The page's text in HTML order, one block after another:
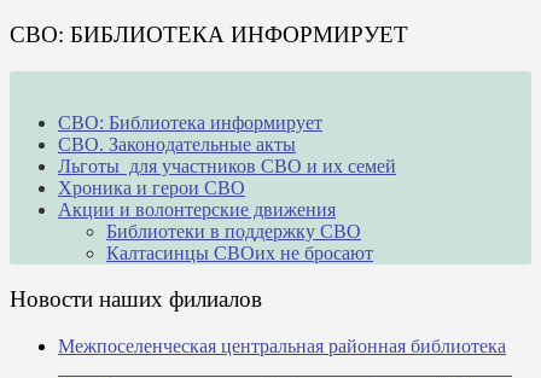
СВО: БИБЛИОТЕКА ИНФОРМИРУЕТ
СВО: Библиотека информирует
СВО. Законодательные акты
Льготы для участников СВО и их семей
Хроника и герои СВО
Акции и волонтерские движения
Библиотеки в поддержку СВО
Калтасинцы СВОих не бросают
Новости наших филиалов
Межпоселенческая центральная районная библиотека